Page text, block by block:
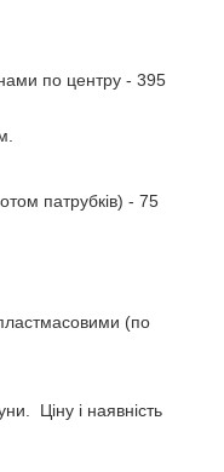
по центру - 395
патрубків) - 75
(по
Ціну і наявність